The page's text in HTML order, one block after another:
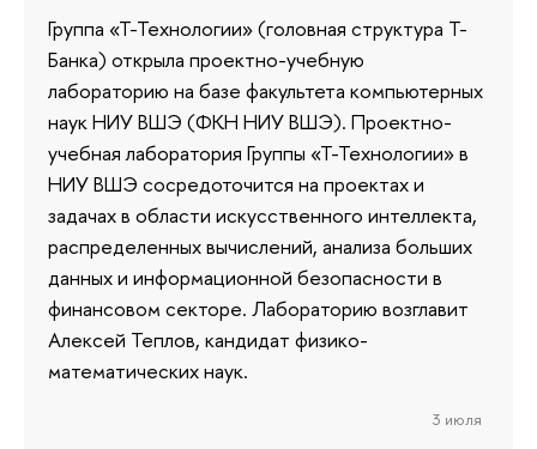
Группа «Т-Технологии» (головная структура Т-
Банка) открыла проектно-учебную
лабораторию на базе факультета компьютерных
наук НИУ ВШЭ (ФКН НИУ ВШЭ). Проектно-
учебная лаборатория Группы «Т-Технологии» в
НИУ ВШЭ сосредоточится на проектах и
задачах в области искусственного интеллекта,
распределенных вычислений, анализа больших
данных и информационной безопасности в
финансовом секторе. Лабораторию возглавит
Алексей Теплов, кандидат физико-
математических наук.
3 июля